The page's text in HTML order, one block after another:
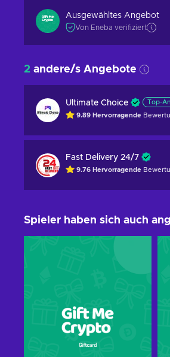
Ausgewähltes Angebot
Von Eneba verifiziert
2 andere/s Angebote
Ultimate Choice Top-
9.89 Hervorragende
Fast Delivery 24/7
9.76 Hervorragende
Spieler haben sich auch